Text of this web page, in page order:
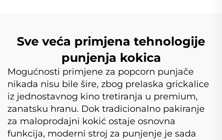
Sve veća primjena tehnologije
punjenja kokica
Mogućnosti primjene za popcorn punjače
nikada nisu bile šire, zbog prelaska grickalice
iz jednostavnog kino tretiranja u premium,
zanatsku hranu. Dok tradicionalno pakiranje
za maloprodajni kokić ostaje osnovna
funkcija, moderni stroj za punjenje je sada